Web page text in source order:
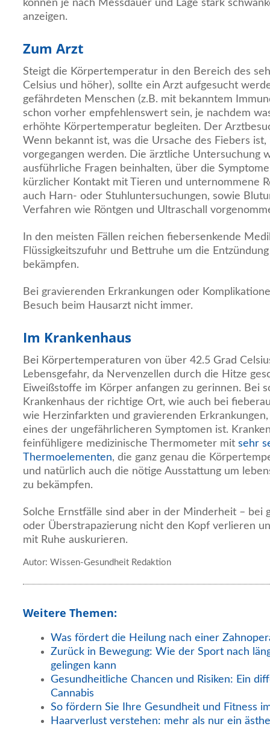
können je nach Messdauer und Lage stark
anzeigen.
Zum Arzt
Steigt die Körpertemperatur in den Bereich des
Celsius und höher), sollte ein Arzt aufgesucht
gefährdeten Menschen (z.B. mit bekanntem
schon vorher empfehlenswert sein, je nachdem
erhöhte Körpertemperatur begleiten. Der
Wenn bekannt ist, was die Ursache des Fiebers ist,
vorgegangen werden. Die ärztliche Untersuchung
ausführliche Fragen beinhalten, über die
kürzlicher Kontakt mit Tieren und unternommene
auch Harn- oder Stuhluntersuchungen, sowie
Verfahren wie Röntgen und Ultraschall
In den meisten Fällen reichen fiebersenkende
Flüssigkeitszufuhr und Bettruhe um die
bekämpfen.
Bei gravierenden Erkrankungen oder
Besuch beim Hausarzt nicht immer.
Im Krankenhaus
Bei Körpertemperaturen von über 42.5 Grad
Lebensgefahr, da Nervenzellen durch die Hitze
Eiweißstoffe im Körper anfangen zu gerinnen. Bei
Krankenhaus der richtige Ort, wie auch bei
wie Herzinfarkten und gravierenden
eines der ungefährlicheren Symptomen ist.
feinfühligere medizinische Thermometer mit sehr
Thermoelementen, die ganz genau die
und natürlich auch die nötige Ausstattung um
zu bekämpfen.
Solche Ernstfälle sind aber in der Minderheit – bei
oder Überstrapazierung nicht den Kopf verlieren
mit Ruhe auskurieren.
Autor: Wissen-Gesundheit Redaktion
Weitere Themen:
Was fördert die Heilung nach einer
Zurück in Bewegung: Wie der Sport nach
gelingen kann
Gesundheitliche Chancen und Risiken: Ein
Cannabis
So fördern Sie Ihre Gesundheit und Fitness
Haarverlust verstehen: mehr als nur ein